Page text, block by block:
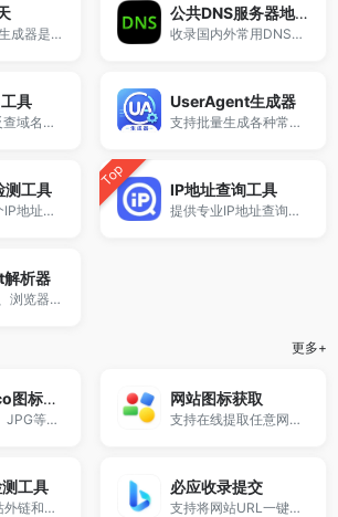
QQ强制聊天生成器是一款免费在线工具，支持生成QQ临时会话、QQ聊天链接及加好友跳转链接，无需安装软件，一键创建QQ聊天入口，实现免加好友直接对话，适用于网站客服、推广引流等多种场景。
公共DNS服务器地址大全
收录国内外常用DNS服务器IP地址，包括114DNS、阿里DNS、Google DNS、Cloudflare DNS等。
具
提供专业IP反查域名与同IP网站查询服务，支持查询同一服务器下的所有域名信息，帮助站长进行SEO分析、站群检测及网络资产排查。
UserAgent生成器
支持批量生成各种常见系统与浏览器类型的User-Agent字符串。
测工具
在线测试多个IP地址网络延迟与连通性，快速判断服务器是否在线，适用于网络检测、服务器监控和运维排查等场景。
Top IP地址查询工具
提供专业IP地址查询与归属地定位服务，支持本机IP查询、IP位置查询及IP信息解析，快速获取IP所在地区、运营商及网络信息，适用于站长工具、网络排查与SEO分析。
析器
快速检测UA、浏览器和设备信息
更多+
Favicon.ico图标生成器
支持将PNG、JPG等图片一键转换为ICO网站图标。
网站图标获取
支持在线提取任意网站的 favicon.ico 图标，输入网址即可快速获取高清图标并支持下载。
工具
在线检测网站外链和反链情况，自动识别友情链接是否存在。
必应收录提交
支持将网站URL一键提交至必应Bing搜索引擎收录接口。